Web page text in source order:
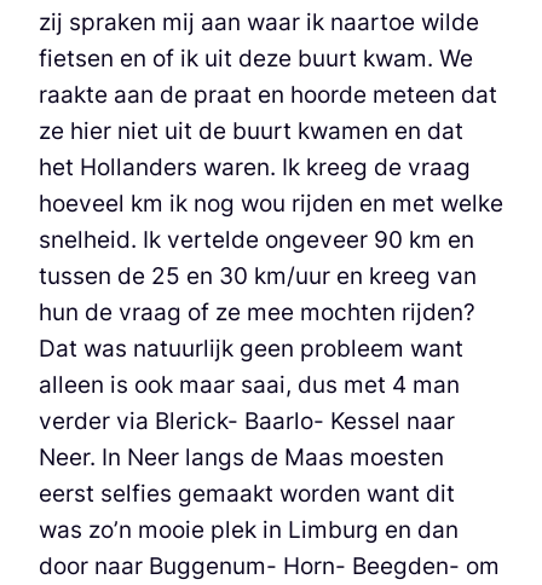
zij spraken mij aan waar ik naartoe wilde
fietsen en of ik uit deze buurt kwam. We
raakte aan de praat en hoorde meteen dat
ze hier niet uit de buurt kwamen en dat
het Hollanders waren. Ik kreeg de vraag
hoeveel km ik nog wou rijden en met welke
snelheid. Ik vertelde ongeveer 90 km en
tussen de 25 en 30 km/uur en kreeg van
hun de vraag of ze mee mochten rijden?
Dat was natuurlijk geen probleem want
alleen is ook maar saai, dus met 4 man
verder via Blerick- Baarlo- Kessel naar
Neer. In Neer langs de Maas moesten
eerst selfies gemaakt worden want dit
was zo’n mooie plek in Limburg en dan
door naar Buggenum- Horn- Beegden- om